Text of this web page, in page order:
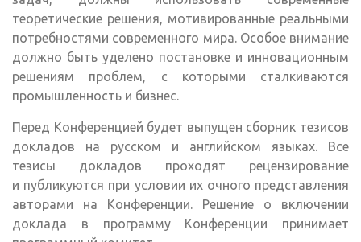
теоретические решения, мотивированные реальными
потребностями современного мира. Особое внимание
должно быть уделено постановке и инновационным
решениям проблем, с которыми сталкиваются
промышленность и бизнес.
Перед Конференцией будет выпущен сборник тезисов
докладов на русском и английском языках. Все
тезисы докладов проходят рецензирование
и публикуются при условии их очного представления
авторами на Конференции. Решение о включении
доклада в программу Конференции принимает